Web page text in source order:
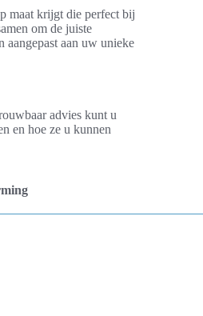
maat krijgt die perfect bij
om de juiste
aangepast aan uw unieke
advies kunt u
en hoe ze u kunnen